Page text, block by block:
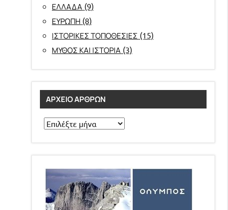
ΕΛΛΑΔΑ (9)
ΕΥΡΩΠΗ (8)
ΙΣΤΟΡΙΚΕΣ ΤΟΠΟΘΕΣΙΕΣ (15)
ΜΥΘΟΣ ΚΑΙ ΙΣΤΟΡΙΑ (3)
ΑΡΧΕΊΟ ΆΡΘΡΩΝ
Αρχείο